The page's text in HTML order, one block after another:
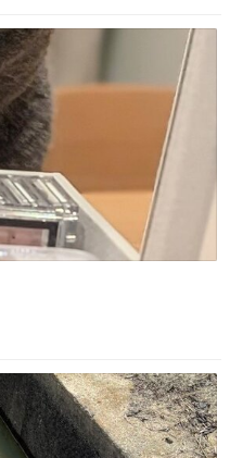
3～4本、パスタと毎日4
増量したという。